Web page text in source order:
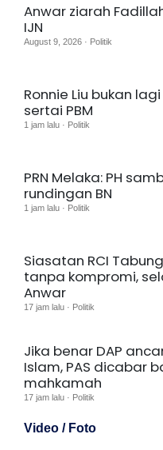
Anwar ziarah
IJN
August 9, 2026 · Politik
Ronnie Liu bukan
sertai PBM
1 jam lalu · Politik
PRN Melaka: PH
rundingan BN
1 jam lalu · Politik
Siasatan RCI
tanpa kompromi,
Anwar
17 jam lalu · Politik
Jika benar DAP
Islam, PAS dicabar
mahkamah
17 jam lalu · Politik
Video / Foto